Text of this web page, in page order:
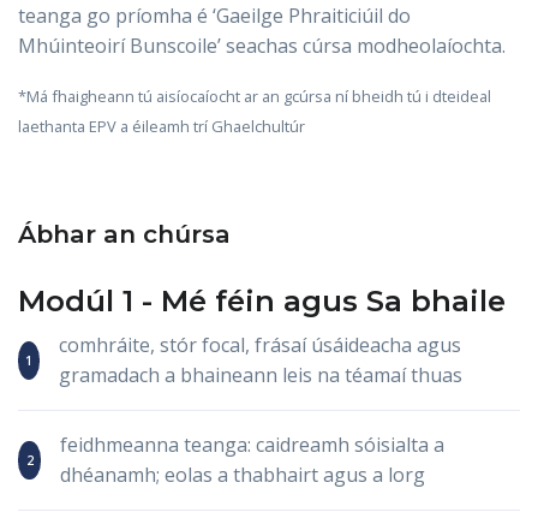
teanga go príomha é ‘Gaeilge Phraiticiúil do
Mhúinteoirí Bunscoile’ seachas cúrsa modheolaíochta.
*Má fhaigheann tú aisíocaíocht ar an gcúrsa ní bheidh tú i dteideal
laethanta EPV a éileamh trí Ghaelchultúr
Ábhar an chúrsa
Modúl 1 - Mé féin agus Sa bhaile
comhráite, stór focal, frásaí úsáideacha agus
gramadach a bhaineann leis na téamaí thuas
feidhmeanna teanga: caidreamh sóisialta a
dhéanamh; eolas a thabhairt agus a lorg